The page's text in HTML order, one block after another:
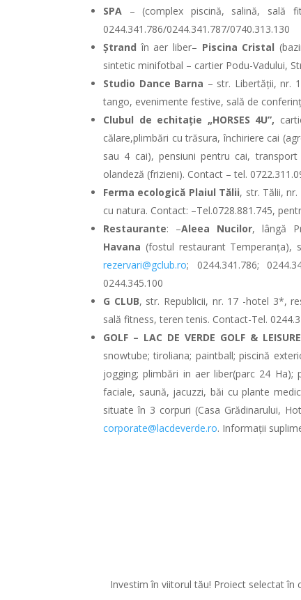
SPA – (complex piscină, salină, sală
0244.341.786/0244.341.787/0740.313.130
Ștrand în aer liber– Piscina Cristal
sintetic minifotbal – cartier Podu-Vadului,
Studio Dance Barna – str. Libertății, nr.
tango, evenimente festive, sală de
Clubul de echitație „HORSES 4U”,
călare,plimbări cu trăsura, închiriere cai
sau 4 cai), pensiuni pentru cai,
olandeză (frizieni). Contact – tel.
Ferma ecologică Plaiul Tălii, str. Tălii,
cu natura. Contact: –Tel.0728.881.745,
Restaurante: –Aleea Nucilor, lângă
Havana (fostul restaurant Temperanța),
rezervari@gclub.ro; 0244.341.786;
0244.345.100
G CLUB, str. Republicii, nr. 17 -hotel 3*,
sală fitness, teren tenis. Contact-Tel.
GOLF – LAC DE VERDE GOLF &
snowtube; tiroliana; paintball; piscină
jogging; plimbări in aer liber(parc 24
faciale, saună, jacuzzi, băi cu plante
situate în 3 corpuri (Casa Grădinarului,
corporate@lacdeverde.ro. Informații
Investim în viitorul tău! Proiect selectat în